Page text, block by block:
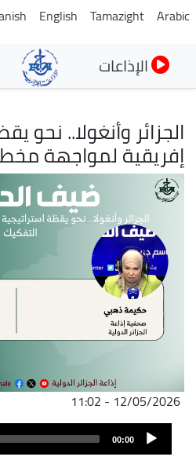
Arabic
Tamazight
English
الإذاعات
الجزائر وأنغولا.. نحو
إفريقية لمواجهة
الصورة
12/05/2026 - 11:02
ملف
الصوت
Audio
Player
00:00